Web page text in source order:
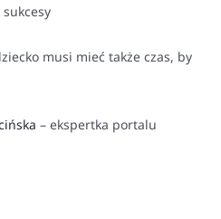
musi mieć także czas, by
– ekspertka portalu